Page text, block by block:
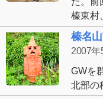
榛東村
榛名
2007年
GWを
北部の